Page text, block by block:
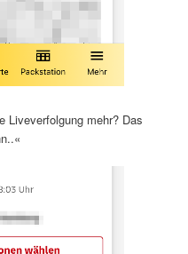
Liveverfolgung mehr? Das